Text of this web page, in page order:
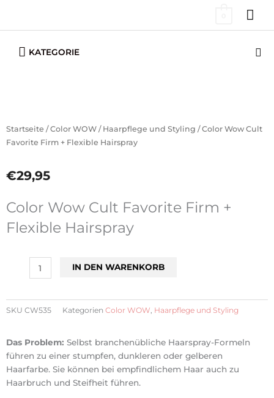
springen
KATEGORIE
Startseite /Color WOW / Haarpflege und Styling / Color Wow Cult
Favorite Firm + Flexible Hairspray
€29,95
Color Wow Cult Favorite Firm +
Flexible Hairspray
Flexible
Hairspray
Menge
IN DEN WARENKORB
SKU CW535 Kategorien Color WOW Haarpflege und Styling
Das Problem: Selbst branchenübliche Haarspray-Formeln
führen zu einer stumpfen, dunkleren oder gelberen
Haarfarbe. Sie können bei empfindlichem Haar auch zu
Haarbruch und Steifheit führen.